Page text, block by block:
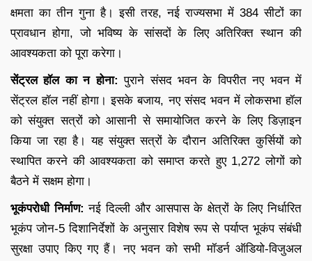
क्षमता का तीन गुना है। इसी तरह, नई राज्यसभा में 384 सीटों का
प्रावधान होगा, जो भविष्य के सांसदों के लिए अतिरिक्त स्थान की
आवश्यकता को पूरा करेगा।
सेंट्रल हॉल का न होना: पुराने संसद भवन के विपरीत नए भवन में
सेंट्रल हॉल नहीं होगा। इसके बजाय, नए संसद भवन में लोकसभा हॉल
को संयुक्त सत्रों को आसानी से समायोजित करने के लिए डिज़ाइन
किया जा रहा है। यह संयुक्त सत्रों के दौरान अतिरिक्त कुर्सियों को
स्थापित करने की आवश्यकता को समाप्त करते हुए 1,272 लोगों को
बैठने में सक्षम होगा।
भूकंपरोधी निर्माण: नई दिल्ली और आसपास के क्षेत्रों के लिए निर्धारित
भूकंप जोन-5 दिशानिर्देशों के अनुसार विशेष रूप से पर्याप्त भूकंप संबंधी
सुरक्षा उपाए किए गए हैं। नए भवन को सभी मॉडर्न ऑडियो-विजुअल